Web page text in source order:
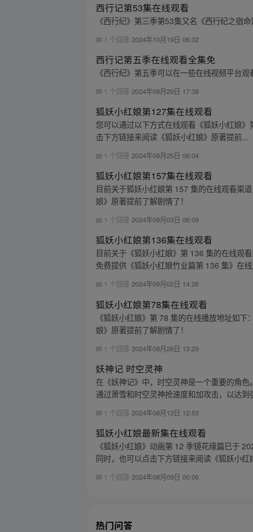
西行记第53集在线观看
《西行纪》第三季第53集又名《西行纪之宿
1 个回答 2024年10月19日 06:32
西行记第五季在线观看全集免
《西行纪》第五季可以在一些在线视频平台
1 个回答 2024年09月29日 17:38
狐妖小红娘第127集在线观看
您可以通过以下方式在线观看《狐妖小红娘
击下方链接来阅读《狐妖小红娘》原著提前...
1 个回答2024年09月25日 06:04
狐妖小红娘第157集在线观看
目前关于狐妖小红娘第 157 集的在线观看渠
娘》原著提前了解剧情了！
1 个回答2024年09月03日 06:09
狐妖小红娘第136集在线观看
目前关于《狐妖小红娘》第 136 集的在线观
免费提供《狐妖小红娘竹业篇第 136 集》在
1 个回答2024年09月02日 14:26
狐妖小红娘第78集在线观看
《狐妖小红娘》第 78 集的在线播放地址如
娘》原著提前了解剧情了！
1 个回答 2024年08月26日 13:29
妖神记 时空灵神
在《妖神记》中，时空灵神是一个重要的角
通过萧雪和时空灵神抢速度和加攻击，以达
1 个回答 2024年08月13日 12:53
狐妖小红娘最新集在线观看
《狐妖小红娘》动画第 12 季镜花缘篇已于
同时，也可以点击下方链接来阅读《狐妖小红
1 个回答2024年08月09日 00:06
热门问答